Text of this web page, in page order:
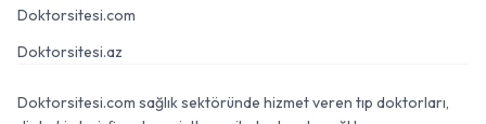
Doktorsitesi.com
Doktorsitesi.az
Doktorsitesi.com sağlık sektöründe hizmet veren tıp doktorları,